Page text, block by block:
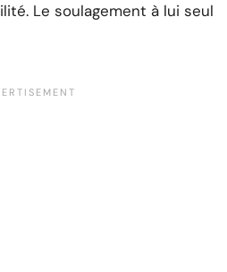
Le soulagement à lui seul